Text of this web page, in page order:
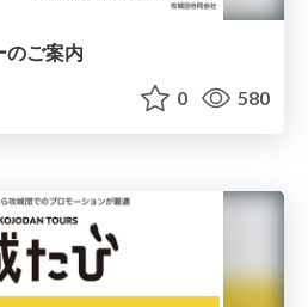
のご案内
0 580